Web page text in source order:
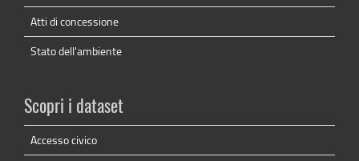
Atti di concessione
Stato dell'ambiente
Scopri i dataset
Accesso civico